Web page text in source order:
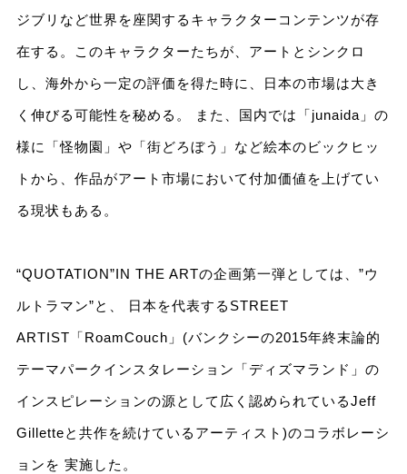
ジブリなど世界を座関するキャラクターコンテンツが存
在する。このキャラクターたちが、アートとシンクロ
し、海外から一定の評価を得た時に、日本の市場は大き
く伸びる可能性を秘める。 また、国内では「junaida」の
様に「怪物園」や「街どろぼう」など絵本のビックヒッ
トから、作品がアート市場において付加価値を上げてい
る現状もある。
“QUOTATION”IN THE ARTの企画第一弾としては、”ウ
ルトラマン”と、 日本を代表するSTREET
ARTIST「RoamCouch」(バンクシーの2015年終末論的
テーマパークインスタレーション「ディズマランド」の
インスピレーションの源として広く認められているJeff
Gilletteと共作を続けているアーティスト)のコラボレーシ
ョンを 実施した。